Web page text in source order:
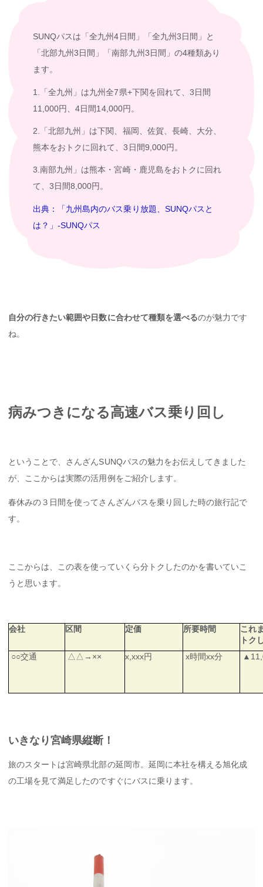
SUNQパスは「全九州4日間」「全九州3日間」と
「北部九州3日間」「南部九州3日間」の4種類あり
ます。
1.「全九州」は九州全7県+下関を回れて、3日間
11,000円、4日間14,000円。
2.「北部九州」は下関、福岡、佐賀、長崎、大分、
熊本をおトクに回れて、3日間9,000円。
3.南部九州」は熊本・宮崎・鹿児島をおトクに回れ
て、3日間8,000円。
出典：「九州島内のバス乗り放題、SUNQパスと
は？」-SUNQパス
自分の行きたい範囲や日数に合わせて種類を選べるのが魅力です
ね。
病みつきになる高速バス乗り回し
ということで、さんざんSUNQパスの魅力をお伝えしてきました
が、ここからは実際の活用例をご紹介します。
春休みの３日間を使ってさんざんバスを乗り回した時の旅行記で
す。
ここからは、この表を使っていくら分トクしたのかを書いていこ
うと思います。
会社 区間 定価 所要時間
これ
トク
○○交通
△△→×× x,xxx円 x時間xx分
いきなり宮崎県縦断！
旅のスタートは宮崎県北部の延岡市。延岡に本社を構える旭化成
の工場を見て満足したのですぐにバスに乗ります。